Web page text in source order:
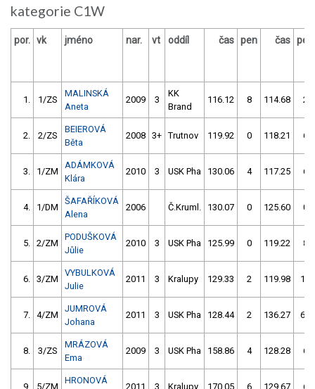
kategorie C1W
por. vk jméno nar. vt oddíl čas pen čas pen
1. 1/ZS
MALINSKÁ
Aneta
2009 3
KK
Brand
116.12 8 114.68 2
2. 2/ZS
BEIEROVÁ
Běta
2008 3+ Trutnov 119.92 0 118.21 6
3. 1/ZM
ADÁMKOVÁ
Klára
2010 3 USK Pha 130.06 4 117.25 6
4. 1/DM
ŠAFAŘÍKOVÁ
Alena
2006 Č.Kruml. 130.07 0 125.60 0
5. 2/ZM
PODUŠKOVÁ
Jůlie
2010 3 USK Pha 125.99 0 119.22 8
6. 3/ZM
VYBULKOVÁ
Julie
2011 3 Kralupy 129.33 2 119.98 10
7. 4/ZM
JUMROVÁ
Johana
2011 3 USK Pha 128.44 2 136.27 62
8. 3/ZS
MRÁZOVÁ
Ema
2009 3 USK Pha 158.86 4 128.28 6
9. 5/ZM
HRONOVÁ
2011 3 Kralupy 170.05 6 129.67 6